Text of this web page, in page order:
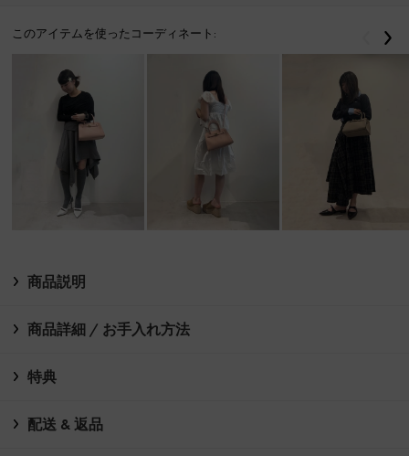
このアイテムを使ったコーディネート: 戻る
商品説明
商品詳細 / お手入れ方法
特典
配送 & 返品